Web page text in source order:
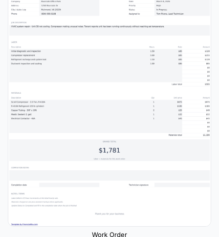
Work Order